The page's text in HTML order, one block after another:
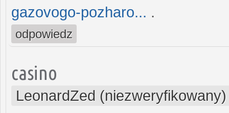
gazovogo-pozharo... .
odpowiedz
casino
LeonardZed (niezweryfikowany)